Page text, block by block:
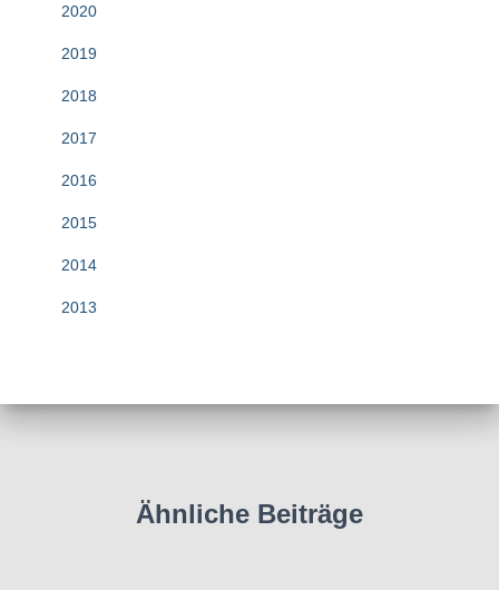
2020
2019
2018
2017
2016
2015
2014
2013
Ähnliche Beiträge